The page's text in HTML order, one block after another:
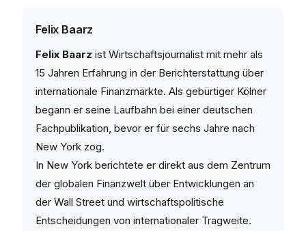
Felix Baarz
Felix Baarz ist Wirtschaftsjournalist mit mehr als
15 Jahren Erfahrung in der Berichterstattung über
internationale Finanzmärkte. Als gebürtiger Kölner
begann er seine Laufbahn bei einer deutschen
Fachpublikation, bevor er für sechs Jahre nach
New York zog.
In New York berichtete er direkt aus dem Zentrum
der globalen Finanzwelt über Entwicklungen an
der Wall Street und wirtschaftspolitische
Entscheidungen von internationaler Tragweite.